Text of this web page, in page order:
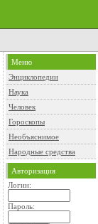
Меню
Энциклопедии
Наука
Человек
Гороскопы
Необъяснимое
Народные средства
Авторизация
Логин:
Пароль: